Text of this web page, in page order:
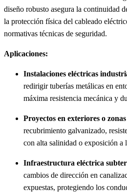
diseño robusto asegura la continuidad
la protección física del cableado
normativas técnicas de seguridad.
Aplicaciones:
Instalaciones eléctricas
redirigir tuberías metálicas en
máxima resistencia mecánica y
Proyectos en exteriores o
recubrimiento galvanizado,
con alta salinidad o exposición a
Infraestructura eléctrica
cambios de dirección en
expuestas, protegiendo los